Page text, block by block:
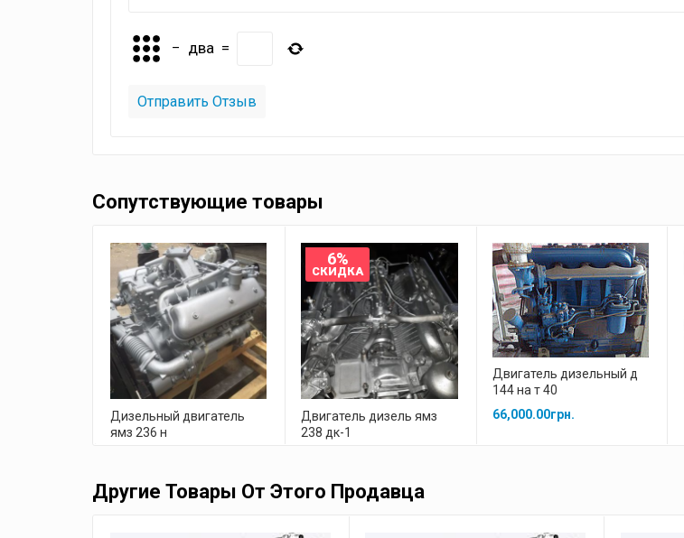
− два =
Сопутствующие товары
Дизельный двигатель
ямз 236 н
6%
СКИДКА
Двигатель дизель ямз
238 дк-1
Двигатель дизельный д
144 на т 40
66,000.00грн.
Другие Товары От Этого Продавца